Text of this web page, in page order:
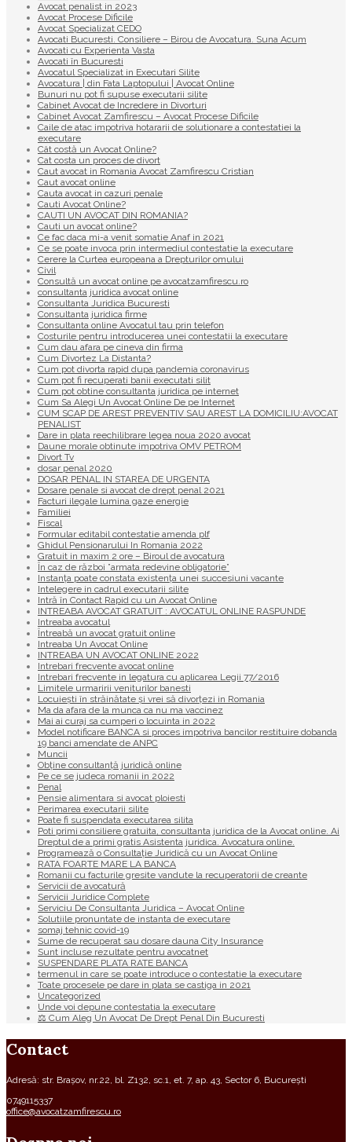
Avocat penalist in 2023
Avocat Procese Dificile
Avocat Specializat CEDO
Avocati Bucuresti. Consiliere – Birou de Avocatura. Suna Acum
Avocati cu Experienta Vasta
Avocati în Bucuresti
Avocatul Specializat in Executari Silite
Avocatura | din Fata Laptopului | Avocat Online
Bunuri nu pot fi supuse executarii silite
Cabinet Avocat de Incredere in Divorturi
Cabinet Avocat Zamfirescu – Avocat Procese Dificile
Caile de atac impotriva hotararii de solutionare a contestatiei la
executare
Cât costă un Avocat Online?
Cat costa un proces de divort
Caut avocat in Romania Avocat Zamfirescu Cristian
Caut avocat online
Cauta avocat in cazuri penale
Cauti Avocat Online?
CAUTI UN AVOCAT DIN ROMANIA?
Cauti un avocat online?
Ce fac daca mi-a venit somatie Anaf in 2021
Ce se poate invoca prin intermediul contestatie la executare
Cerere la Curtea europeana a Drepturilor omului
Civil
Consultă un avocat online pe avocatzamfirescu.ro
consultanta juridica avocat online
Consultanta Juridica Bucuresti
Consultanta juridica firme
Consultanta online Avocatul tau prin telefon
Costurile pentru introducerea unei contestatii la executare
Cum dau afara pe cineva din firma
Cum Divortez La Distanta?
Cum pot divorta rapid dupa pandemia coronavirus
Cum pot fi recuperati banii executati silit
Cum pot obtine consultanta juridica pe internet
Cum Sa Alegi Un Avocat Online De pe Internet
CUM SCAP DE AREST PREVENTIV SAU AREST LA DOMICILIU:AVOCAT
PENALIST
Dare in plata reechilibrare legea noua 2020 avocat
Daune morale obtinute impotriva OMV PETROM
Divort Tv
dosar penal 2020
DOSAR PENAL IN STAREA DE URGENTA
Dosare penale si avocat de drept penal 2021
Facturi ilegale lumina gaze energie
Familiei
Fiscal
Formular editabil contestatie amenda plf
Ghidul Pensionarului In Romania 2022
Gratuit in maxim 2 ore – Biroul de avocatura
În caz de război ”armata redevine obligatorie”
Instanța poate constata existenţa unei succesiuni vacante
Intelegere in cadrul executarii silite
Intră în Contact Rapid cu un Avocat Online
INTREABA AVOCAT GRATUIT : AVOCATUL ONLINE RASPUNDE
Intreaba avocatul
Întreabă un avocat gratuit online
Intreaba Un Avocat Online
INTREABA UN AVOCAT ONLINE 2022
Intrebari frecvente avocat online
Intrebari frecvente in legatura cu aplicarea Legii 77/2016
Limitele urmaririi veniturilor banesti
Locuiești în străinătate și vrei să divorțezi in Romania
Ma da afara de la munca ca nu ma vaccinez
Mai ai curaj sa cumperi o locuinta in 2022
Model notificare BANCA si proces impotriva bancilor restituire dobanda
19 banci amendate de ANPC
Muncii
Obține consultanță juridică online
Pe ce se judeca romanii in 2022
Penal
Pensie alimentara si avocat ploiesti
Perimarea executarii silite
Poate fi suspendata executarea silita
Poti primi consiliere gratuita, consultanta juridica de la Avocat online. Ai
Dreptul de a primi gratis Asistenta juridica. Avocatura online.
Programează o Consultație Juridică cu un Avocat Online
RATA FOARTE MARE LA BANCA
Romanii cu facturile gresite vandute la recuperatorii de creante
Servicii de avocatură
Servicii Juridice Complete
Serviciu De Consultanta Juridica – Avocat Online
Solutiile pronuntate de instanta de executare
somaj tehnic covid-19
Sume de recuperat sau dosare dauna City Insurance
Sunt incluse rezultate pentru avocatnet
SUSPENDARE PLATA RATE BANCA
termenul in care se poate introduce o contestatie la executare
Toate procesele pe dare in plata se castiga in 2021
Uncategorized
Unde voi depune contestatia la executare
⚖ Cum Aleg Un Avocat De Drept Penal Din Bucuresti
Contact
Adresă: str. Brașov, nr.22, bl. Z132, sc.1, et. 7, ap. 43, Sector 6, București
0749115337
office@avocatzamfirescu.ro